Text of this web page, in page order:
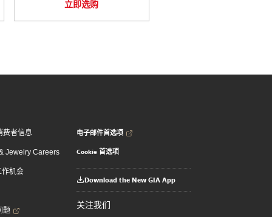
立即选购
费者信息
Jewelry Careers
作机会
题
电子邮件首选项
Cookie 首选项
Download the New GIA App
关注我们